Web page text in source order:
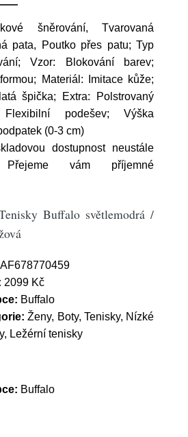
šněrování, Tvarovaná
pata, Poutko přes patu; Typ
Vzor: Blokování barev;
Materiál: Imitace kůže;
špička; Extra: Polstrovaný
podešev; Výška
(0-3 cm)
dostupnost neustále
Přejeme vám příjemné
Buffalo světlemodrá /
AF678770459
2099 Kč
Buffalo
Ženy, Boty, Tenisky, Nízké
Ležérní tenisky
Buffalo